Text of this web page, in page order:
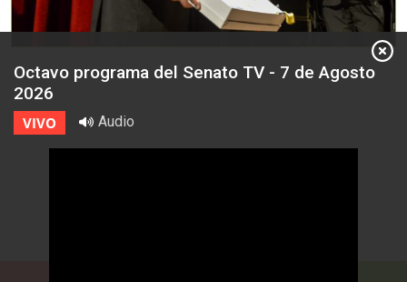
Octavo programa del Senato TV - 7 de Agosto
2026
VIVO Audio